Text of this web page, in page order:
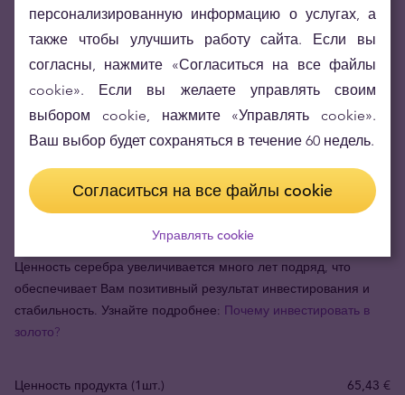
Инвестиционное серебро – выбор наименьшего
Ценность серебра увеличивается много лет подряд, что
обеспечивает Вам позитивный результат инвестирования и
стабильность. Узнайте подробнее: Почему инвестировать в
золото?
Ценность продукта (1шт.) 65,43 €
персонализированную информацию о услугах, а
также чтобы улучшить работу сайта. Если вы
согласны, нажмите «Согласиться на все файлы
cookie». Если вы желаете управлять своим
выбором cookie, нажмите «Управлять cookie».
Ваш выбор будет сохраняться в течение 60 недель.
Согласиться на все файлы cookie
Управлять cookie